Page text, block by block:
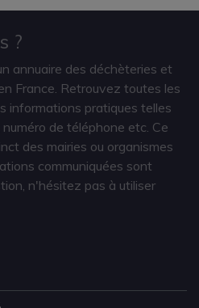
?
annuaire des déchèteries et
France. Retrouvez toutes les
informations pratiques telles
de téléphone etc. Ce
des mairies ou organismes
communiquées sont
n'hésitez pas à utiliser